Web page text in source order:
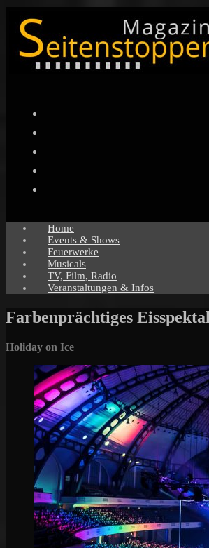
Home
Events & Shows
Feuerwerke
Musicals
TV, Film, Radio
Veranstaltungen & Infos
Farbenprächtiges
Holiday on Ice